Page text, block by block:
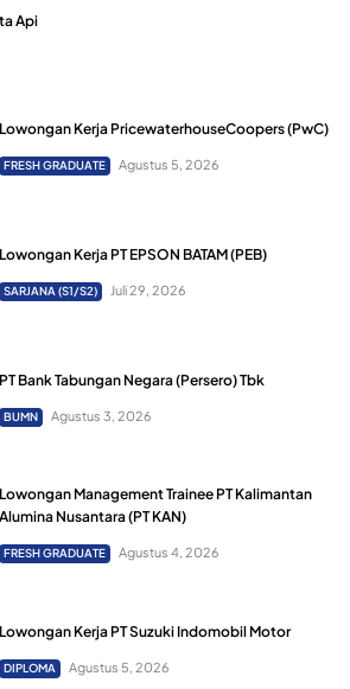
Api
Lowongan Kerja PricewaterhouseCoopers (PwC)
FRESH GRADUATE Agustus 5, 2026
Lowongan Kerja PT EPSON BATAM (PEB)
SARJANA (S1/S2) Juli 29, 2026
PT Bank Tabungan Negara (Persero) Tbk
BUMN Agustus 3, 2026
Lowongan Management Trainee PT Kalimantan
Alumina Nusantara (PT KAN)
FRESH GRADUATE Agustus 4, 2026
Lowongan Kerja PT Suzuki Indomobil Motor
DIPLOMA Agustus 5, 2026